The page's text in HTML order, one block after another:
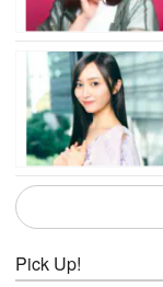
Pick Up!